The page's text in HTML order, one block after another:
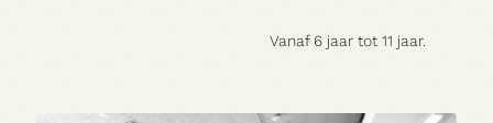
Vanaf 6 jaar tot 11 jaar.